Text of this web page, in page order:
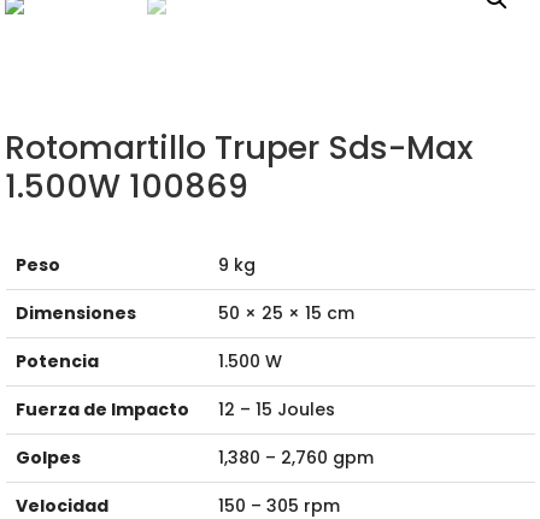
Rotomartillo Truper Sds-Max
1.500W 100869
Peso
9 kg
Dimensiones
50 × 25 × 15 cm
Potencia
1.500 W
Fuerza de Impacto
12 – 15 Joules
Golpes
1,380 – 2,760 gpm
Velocidad
150 – 305 rpm